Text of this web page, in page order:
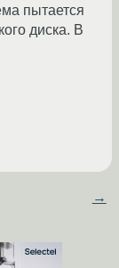
пытается
диска. В
→